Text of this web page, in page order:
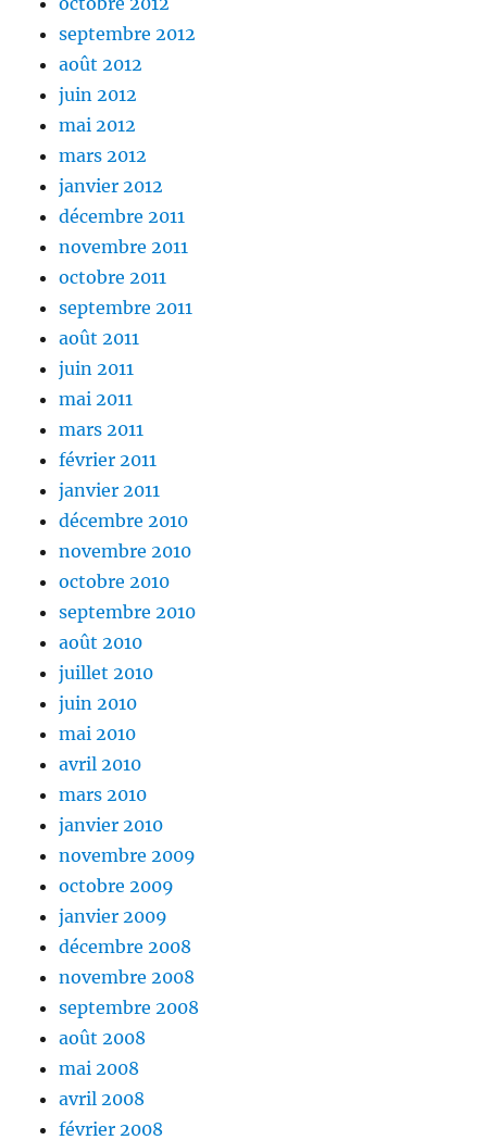
septembre 2012
août 2012
juin 2012
mai 2012
mars 2012
janvier 2012
décembre 2011
novembre 2011
octobre 2011
septembre 2011
août 2011
juin 2011
mai 2011
mars 2011
février 2011
janvier 2011
décembre 2010
novembre 2010
octobre 2010
septembre 2010
août 2010
juillet 2010
juin 2010
mai 2010
avril 2010
mars 2010
janvier 2010
novembre 2009
octobre 2009
janvier 2009
décembre 2008
novembre 2008
septembre 2008
août 2008
mai 2008
avril 2008
février 2008